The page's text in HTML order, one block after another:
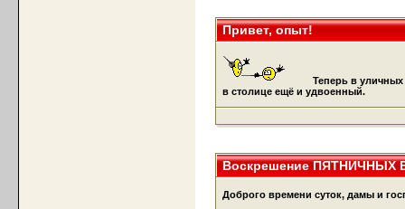
Привет, опыт!
Теперь в
в столице ещё и удвоенный.
Воскрешение ПЯТНИЧНЫХ
Доброго времени суток, дамы и